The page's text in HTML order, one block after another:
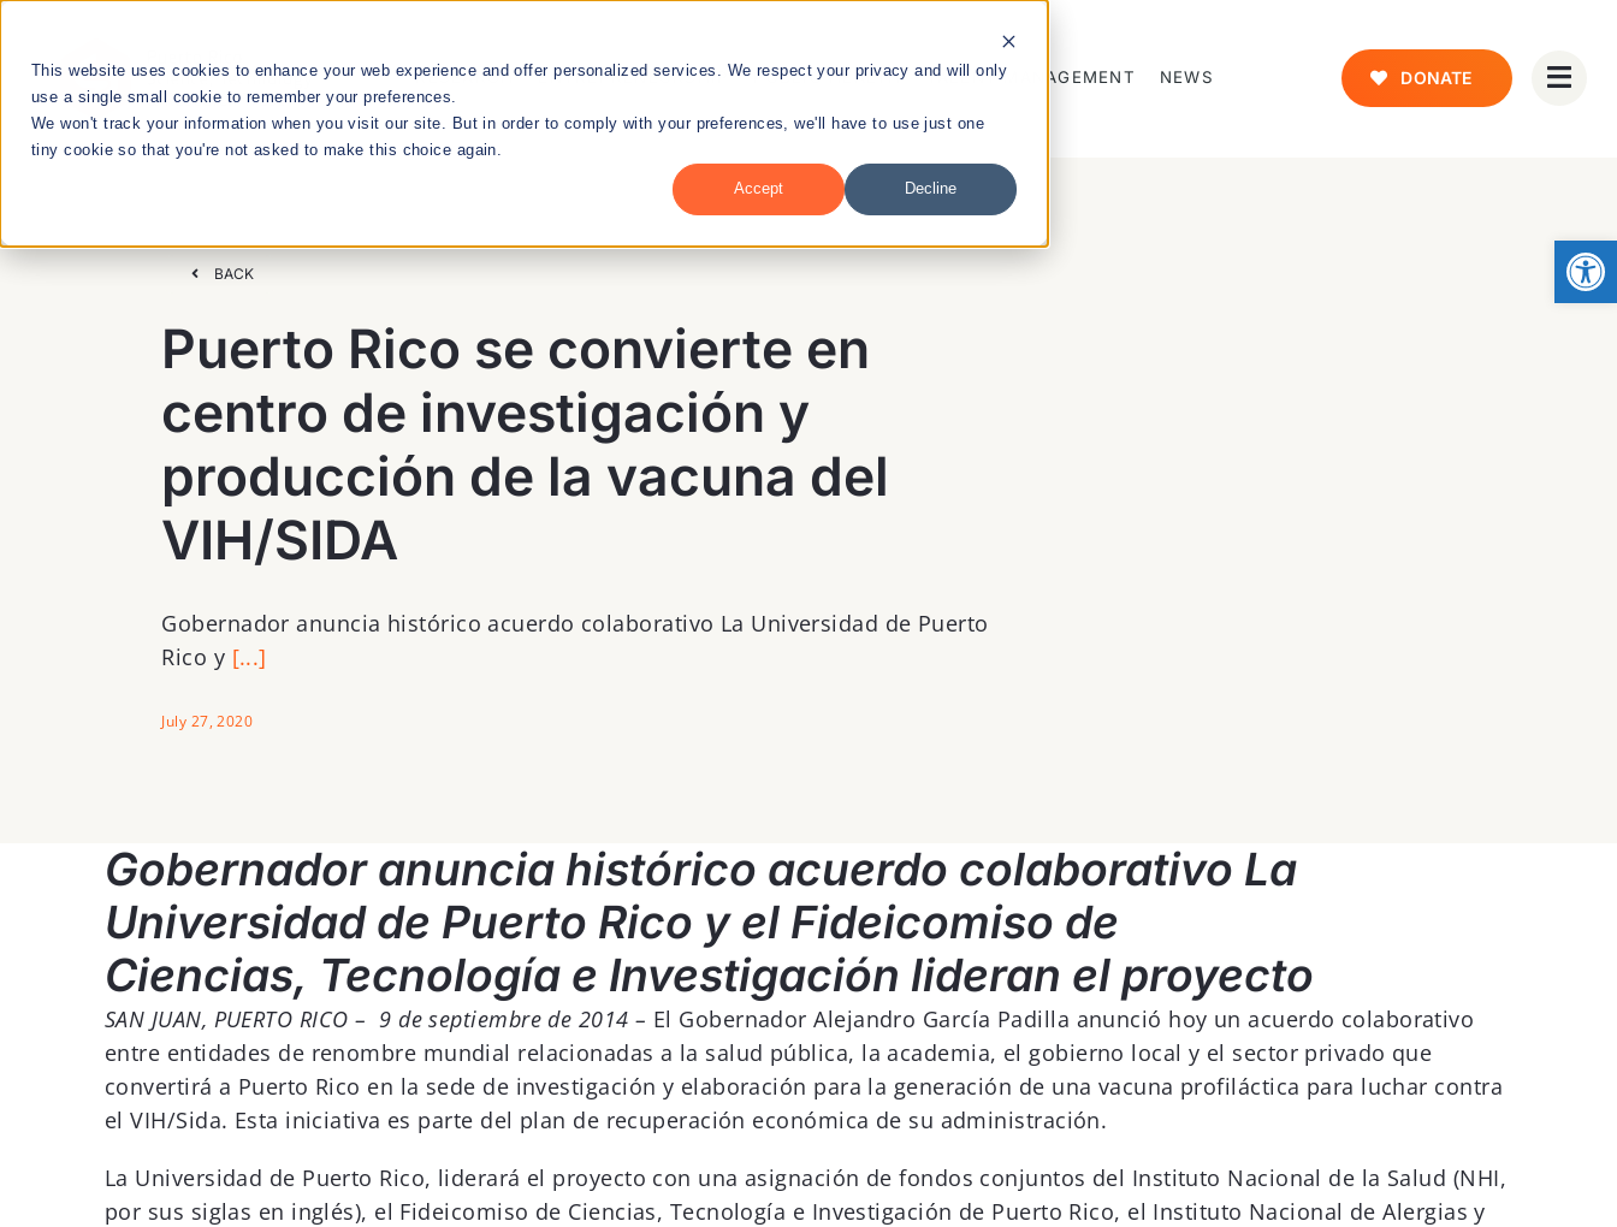
This website uses cookies to enhance your web experience and offer personalized services. We respect your privacy and will only
use a single small cookie to remember your preferences.
We won't track your information when you visit our site. But in order to comply with your preferences, we'll have to use just one
tiny cookie so that you're not asked to make this choice again.
Accept Decline
content
RESEARCH ENTREPRENEURSHIP PUBLIC HEALTH TALENT MANAGEMENT
We Cultivate
Talent Management
RESEARCH & INNOVATION MEETUPS
DEVELOPMENT
NEWS DONATE
BACK
Puerto Rico se convierte en
centro de investigación y
producción de la vacuna del
VIH/SIDA
Gobernador anuncia histórico acuerdo colaborativo La Universidad de Puerto
Rico y [...]
July 27, 2020
Gobernador anuncia histórico acuerdo colaborativo La
Universidad de Puerto Rico y el Fideicomiso de
Ciencias, Tecnología e Investigación lideran el proyecto
SAN JUAN, PUERTO RICO – 9 de septiembre de 2014 – El Gobernador Alejandro García Padilla anunció hoy un acuerdo colaborativo
entre entidades de renombre mundial relacionadas a la salud pública, la academia, el gobierno local y el sector privado que
convertirá a Puerto Rico en la sede de investigación y elaboración para la generación de una vacuna profiláctica para luchar contra
el VIH/Sida. Esta iniciativa es parte del plan de recuperación económica de su administración.
La Universidad de Puerto Rico, liderará el proyecto con una asignación de fondos conjuntos del Instituto Nacional de la Salud (NHI,
por sus siglas en inglés), el Fideicomiso de Ciencias, Tecnología e Investigación de Puerto Rico, el Instituto Nacional de Alergias y